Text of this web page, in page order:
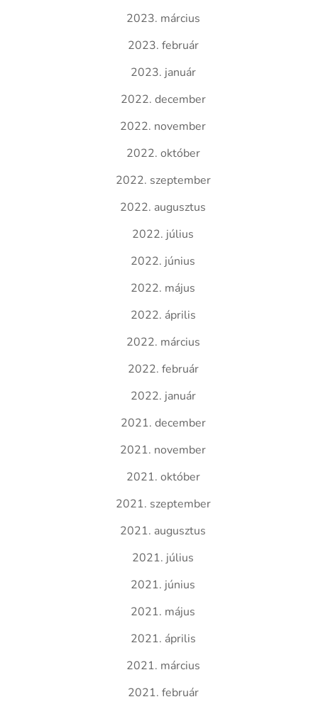
2023. március
2023. február
2023. január
2022. december
2022. november
2022. október
2022. szeptember
2022. augusztus
2022. július
2022. június
2022. május
2022. április
2022. március
2022. február
2022. január
2021. december
2021. november
2021. október
2021. szeptember
2021. augusztus
2021. július
2021. június
2021. május
2021. április
2021. március
2021. február